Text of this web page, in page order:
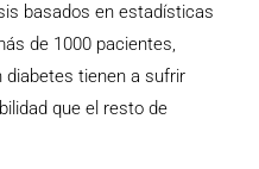
basados en estadísticas
de 1000 pacientes,
diabetes tienen a sufrir
que el resto de